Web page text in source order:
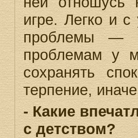
игре. Легко и
проблемы —
проблемам у
сохранять
терпение,
- Какие
с детством?